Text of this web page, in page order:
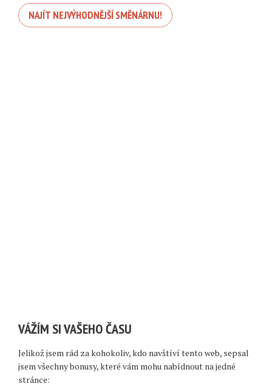
VÁŽÍM SI VAŠEHO ČASU
Jelikož jsem rád za kohokoliv, kdo navštíví tento web, sepsal
jsem všechny bonusy, které vám mohu nabídnout na jedné
stránce: